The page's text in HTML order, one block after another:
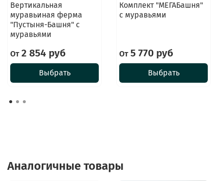
Вертикальная
муравьиная ферма
"Пустыня-Башня" с
муравьями
От2 854 руб
Выбрать
Комплект "МЕГАБашня"
с муравьями
От5 770 руб
Выбрать
Аналогичные товары